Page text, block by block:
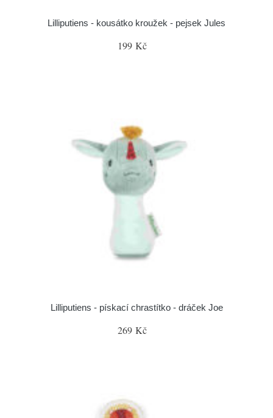
Lilliputiens - kousátko kroužek - pejsek Jules
199 Kč
Lilliputiens - pískací chrastítko - dráček Joe
269 Kč